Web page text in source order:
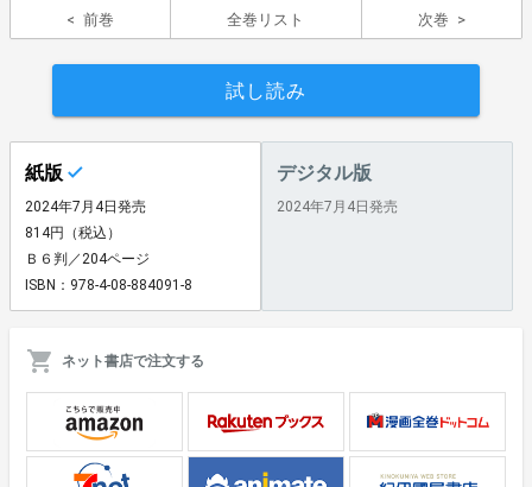
前巻 全巻リスト 次巻
試し読み
紙版
2024年7月4日発売
814円（税込）
Ｂ６判／204ページ
ISBN：978-4-08-884091-8
デジタル版
2024年7月4日発売
ネット書店で注文する